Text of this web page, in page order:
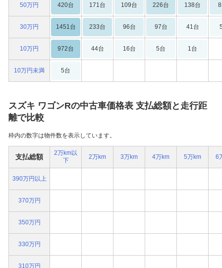
50万円
30万円
10万円
10万円未満
420台 171台 109台 226台 138台
1451台 233台 96台 97台 41台
972台 44台 16台 5台 1台
5台
スズキ ワゴンRの中古車価格表 支払総額と走行距
離で比較
枠内の数字は物件数を表示しています。
支払総額
390万円以上
370万円
350万円
330万円
310万円
2万km以
下
2万km 3万km 4万km 5万km 6